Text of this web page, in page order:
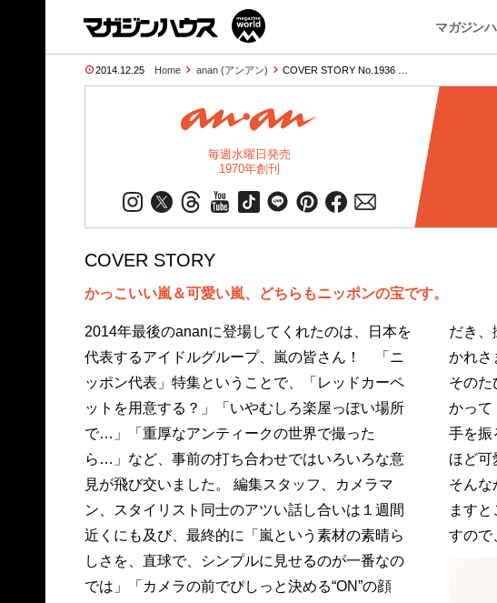
マガジン
2014.12.25 Home anan (アンアン) COVER STORY No.1936 …
毎週水曜日発売
1970年創刊
COVER STORY
かっこいい嵐＆可愛い嵐、どちらもニッポンの宝です。
2014年最後のananに登場してくれたのは、日本を
代表するアイドルグループ、嵐の皆さん！ 「ニ
ッポン代表」特集ということで、「レッドカーペ
ットを用意する？」「いやむしろ楽屋っぽい場所
で…」「重厚なアンティークの世界で撮った
ら…」など、事前の打ち合わせではいろいろな意
見が飛び交いました。 編集スタッフ、カメラマ
ン、スタイリスト同士のアツい話し合いは１週間
近くにも及び、最終的に「嵐という素材の素晴ら
しさを、直球で、シンプルに見せるのが一番なの
では」「カメラの前でぴしっと決める“ON”の顔
だき、
かれさ
そのた
かって
手を
ほど
そんな
ます
すので